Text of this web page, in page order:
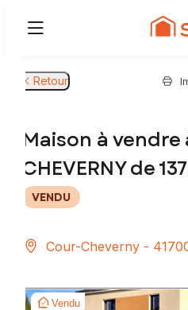
Retour
Maison à vendre
CHEVERNY de
VENDU
Cour-Cheverny -
Vendu